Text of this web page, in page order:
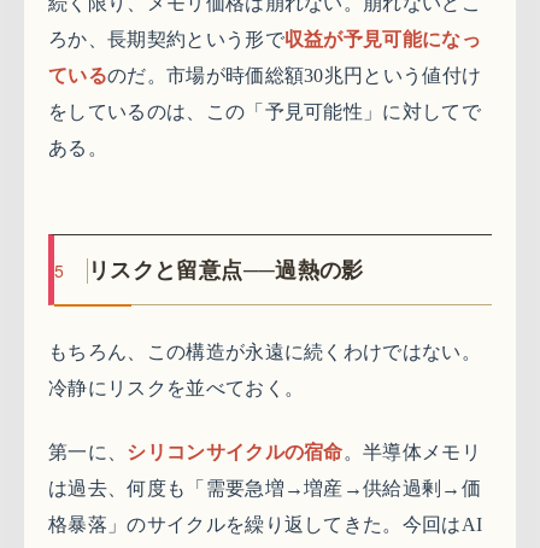
ろか、長期契約という形で収益が予見可能になっ
ているのだ。市場が時価総額30兆円という値付け
をしているのは、この「予見可能性」に対してで
ある。
5 リスクと留意点──過熱の影
もちろん、この構造が永遠に続くわけではない。
冷静にリスクを並べておく。
第一に、 シリコンサイクルの宿命。半導体メモリ
は過去、何度も「需要急増→増産→供給過剰→価
格暴落」のサイクルを繰り返してきた。今回はAI